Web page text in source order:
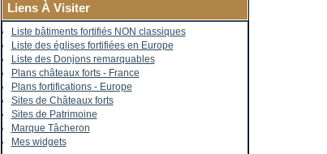
Liens À Visiter
Liste bâtiments fortifiés NON classiques
Liste des églises fortifiées en Europe
Liste des Donjons remarquables
Plans châteaux forts - France
Plans fortifications - Europe
Sites de Châteaux forts
Sites de Patrimoine
Marque Tâcheron
Mes widgets